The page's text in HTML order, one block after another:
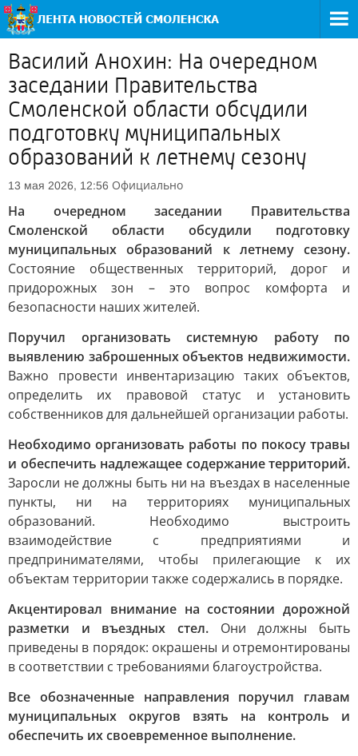
Василий Анохин: На очередном
заседании Правительства
Смоленской области обсудили
подготовку муниципальных
образований к летнему сезону
13 мая 2026, 12:56 Официально
На очередном заседании Правительства
Смоленской области обсудили подготовку
муниципальных образований к летнему сезону.
Состояние общественных территорий, дорог и
придорожных зон – это вопрос комфорта и
безопасности наших жителей.
Поручил организовать системную работу по
выявлению заброшенных объектов недвижимости.
Важно провести инвентаризацию таких объектов,
определить их правовой статус и установить
собственников для дальнейшей организации работы.
Необходимо организовать работы по покосу травы
и обеспечить надлежащее содержание территорий.
Заросли не должны быть ни на въездах в населенные
пункты, ни на территориях муниципальных
образований. Необходимо выстроить
взаимодействие с предприятиями и
предпринимателями, чтобы прилегающие к их
объектам территории также содержались в порядке.
Акцентировал внимание на состоянии дорожной
разметки и въездных стел. Они должны быть
приведены в порядок: окрашены и отремонтированы
в соответствии с требованиями благоустройства.
Все обозначенные направления поручил главам
муниципальных округов взять на контроль и
обеспечить их своевременное выполнение.